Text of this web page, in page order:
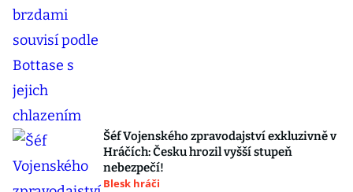
Šéf Vojenského zpravodajství exkluzivně v
Hráčích: Česku hrozil vyšší stupeň
nebezpečí!
Blesk hráči